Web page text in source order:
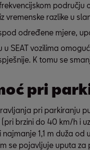
vremenske razlike u
određene mjere,
SEAT vozilima
K tomu se
pri
pri parkiranju
brzini do 40 km/h i
1,1 m duža
se pojavljuje uputa